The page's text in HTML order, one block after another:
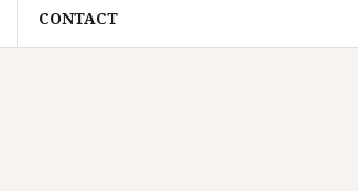
CONTACT